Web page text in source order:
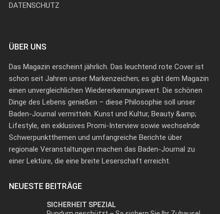
DATENSCHUTZ
ÜBER UNS
Das Magazin erscheint jährlich. Das leuchtend rote Cover ist
schon seit Jahren unser Markenzeichen; es gibt dem Magazin
einen unvergleichlichen Wiedererkennungswert. Die schönen
Dinge des Lebens genießen – diese Philosophie soll unser
Baden-Journal vermitteln. Kunst und Kultur, Beauty &amp;
Lifestyle, ein exklusives Promi-Interview sowie wechselnde
Schwerpunktthemen und umfangreiche Berichte über
regionale Veranstaltungen machen das Baden-Journal zu
einer Lektüre, die eine breite Leserschaft erreicht.
NEUESTE BEITRÄGE
SICHERHEIT SPEZIAL